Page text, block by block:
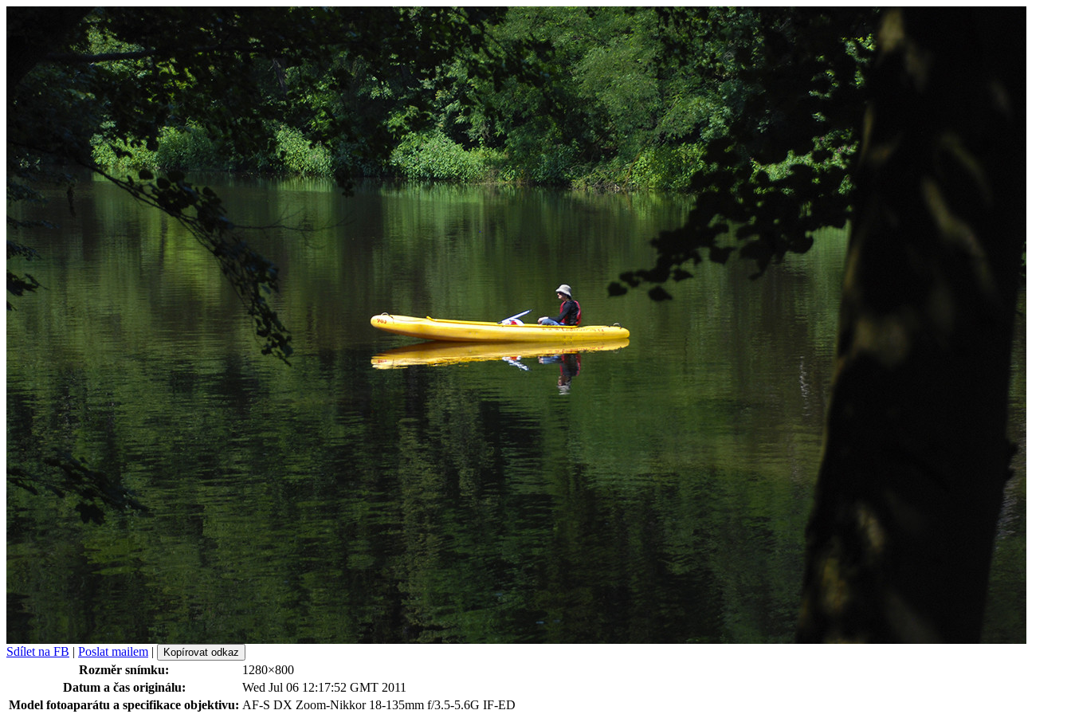
Sdílet na FB | Poslat mailem | Kopírovat odkaz
Rozměr snímku:
1280×800
Datum a čas originálu:
Wed Jul 06 12:17:52 GMT 2011
Model fotoaparátu a specifikace objektivu: AF-S DX Zoom-Nikkor 18-135mm f/3.5-5.6G IF-ED